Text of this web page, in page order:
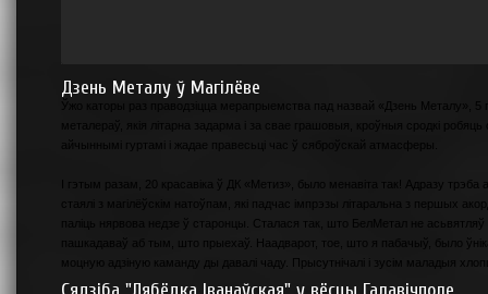
Дзень Металу ў Магілёве
Ўжо каторы раз праводзіцца мерапрыемства пад назвай «Дзень Металу», 5
металераў, якія літарна задарма і за свае грашовыя, кроўныя сродкі
айчыннымі гуртамі і жадае правесьці час ў сяброўскай атмасферы.
І гэтым разам, 20 красавіка ў ДК «Метиз», было менавіта так! Адразу
стаялі з магілёўскім натоўпам, які падчас імпрэзы літаральна з першых
паліць нярвова недзе ў старонцы. Сталася так, што БелМетал не
пашкадаваў аб тым, што прыехаў. Наадварот, тое, што я пабачыў, было
моцную адзіную каманду ды давалі чаду. Прысутнічалі і зусім маладыя